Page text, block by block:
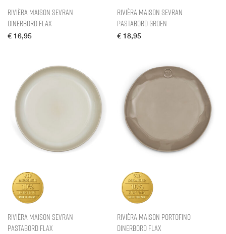
Rivièra Maison Sevran
Dinerbord Flax
€ 16,95
Rivièra Maison Sevran
Pastabord Groen
€ 18,95
Rivièra Maison Sevran
Pastabord Flax
Rivièra Maison Portofino
Dinerbord Flax